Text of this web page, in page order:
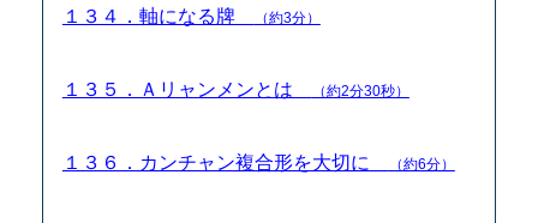
１３４．軸になる牌 （約3分）
１３５．Ａリャンメンとは （約2分30秒）
１３６．カンチャン複合形を大切に （約6分）